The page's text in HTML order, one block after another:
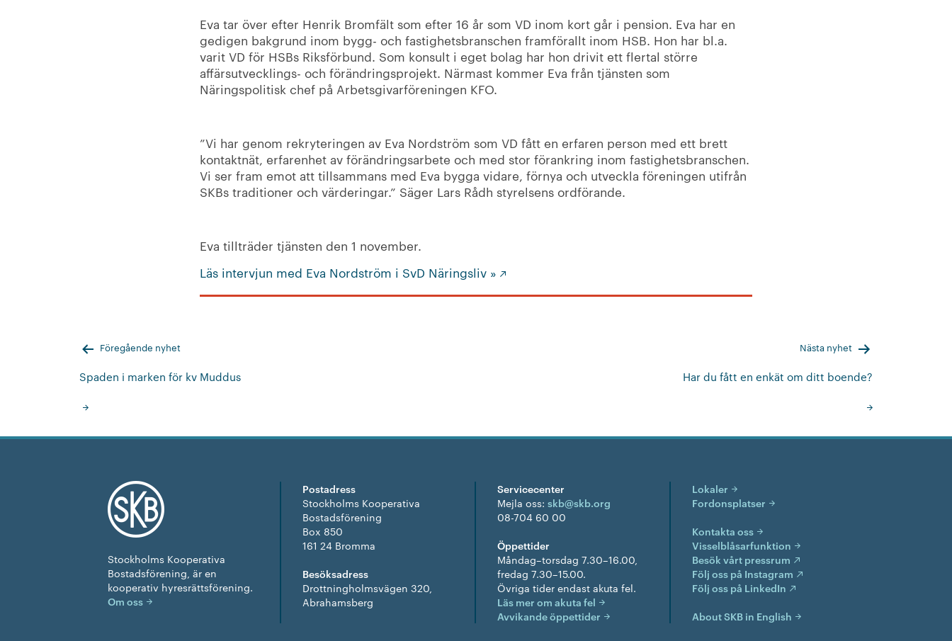
Eva tar över efter Henrik Bromfält som efter 16 år som VD inom kort går i pension. Eva har en
gedigen bakgrund inom bygg- och fastighetsbranschen framförallt inom HSB. Hon har bl.a.
varit VD för HSBs Riksförbund. Som konsult i eget bolag har hon drivit ett flertal större
affärsutvecklings- och förändringsprojekt. Närmast kommer Eva från tjänsten som
Näringspolitisk chef på Arbetsgivarföreningen KFO.
”Vi har genom rekryteringen av Eva Nordström som VD fått en erfaren person med ett brett
kontaktnät, erfarenhet av förändringsarbete och med stor förankring inom fastighetsbranschen.
Vi ser fram emot att tillsammans med Eva bygga vidare, förnya och utveckla föreningen utifrån
SKBs traditioner och värderingar.” Säger Lars Rådh styrelsens ordförande.
Eva tillträder tjänsten den 1 november.
Läs intervjun med Eva Nordström i SvD Näringsliv »
Inläggsnavigering
Föregående nyhet
Spaden i marken för kv Muddus
Nästa nyhet
Har du fått en enkät om ditt boende?
Stockholms Kooperativa
Bostadsförening, är en
kooperativ hyresrätts­förening.
Om oss
Postadress
Stockholms Kooperativa
Bostadsförening
Box 850
161 24 Bromma
Besöksadress
Drottningholmsvägen 320,
Abrahamsberg
Servicecenter
Mejla oss: skb@skb.org
08-704 60 00
Öppettider
Måndag–torsdag 7.30–16.00,
fredag 7.30–15.00.
Övriga tider endast akuta fel.
Läs mer om akuta fel
Avvikande öppettider
Lokaler
Fordonsplatser
Kontakta oss
Visselblåsarfunktion
Besök vårt pressrum
Följ oss på Instagram
Följ oss på LinkedIn
About SKB in English